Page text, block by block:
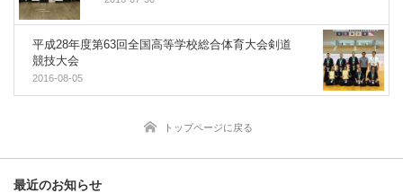
平成28年度第63回全国高等学校総合体育大会剣道
競技大会
2016-08-05
トップページに戻る
最近のお知らせ